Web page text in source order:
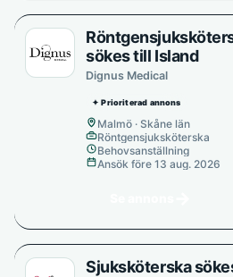
sökes till Island
Dignus Medical
✦ Prioriterad annons
Malmö · Skåne län
Röntgensjuksköterska
Behovsanställning
Ansök före 13 aug. 2026
Sjuksköterska